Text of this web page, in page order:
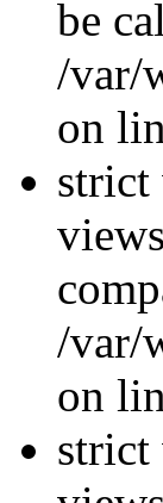
be
/var/
on
strict
/var/
on
strict